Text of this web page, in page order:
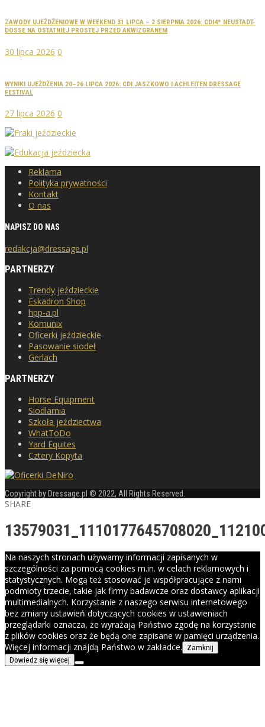
ZAWODY UJEŻDŻENIOWE W WEEKEND 31 LIPCA – 2 SIERPNIA 2026: CDI4* NEUSTADT-
DOSSE NA OSTATNIEJ PROSTEJ PRZED AKWIZGRANEM
30 lipca 2026 0
WYNIKI UJEŻDŻENIA 20–26 LIPCA 2026: CDI JASZKOWO I ACHLEITEN DRESSAGE
FESTIVAL
27 lipca 2026 0
Reklama
Polityka prywatności
Kontakt
O nas
NAPISZ DO NAS
redakcja@dressage.pl
PARTNERZY
Trendy jeździeckie
Eskadron Shop
hpp-a.pl
Komunix
Oficerki jeździeckie
Pasowanie siodeł
Gerlach
PARTNERZY
Horse Equipment
Siodlarnia
Szkoła jeździectwa
WhatToDo
Yard Equites
Cztery Kopyta
Copyright by Dressage.pl © 2022, All Rights Reserved.
SHARE
Na naszych stronach używamy informacji zapisanych w
szczególności za pomocą cookies m.in. w celach reklamowych i
statystycznych. Mogą też stosować je współpracujące z nami
podmioty trzecie, takie jak firmy badawcze oraz dostawcy aplikacji
multimedialnych. Korzystanie z naszego serwisu internetowego
bez zmiany ustawień dotyczących cookies w ustawieniach
przeglądarki oznacza, że wyrażają Państwo zgodę na korzystanie
z plików cookies oraz że będą one zapisane w pamięci urządzenia.
Więcej informacji znajdą Państwo w zakładce.
Zamknij
Dowiedz się więcej